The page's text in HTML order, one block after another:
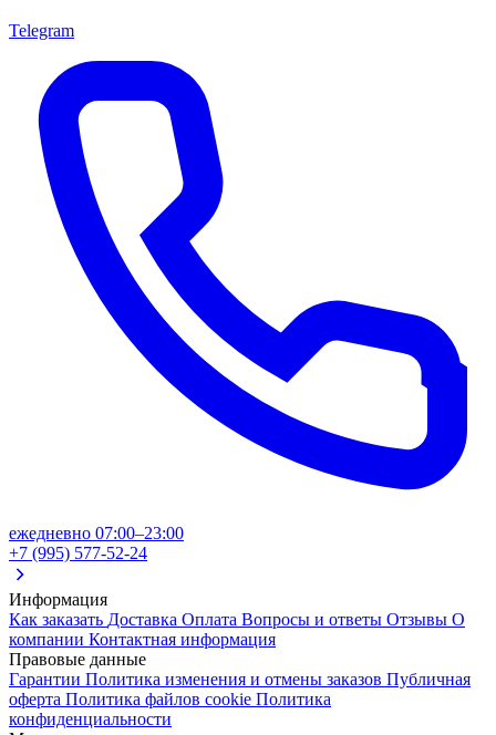
Telegram
ежедневно 07:00–23:00
+7 (995) 577-52-24
Информация
Как заказать Доставка Оплата Вопросы и ответы Отзывы О
компании Контактная информация
Правовые данные
Гарантии Политика изменения и отмены заказов Публичная
оферта Политика файлов cookie Политика
конфиденциальности